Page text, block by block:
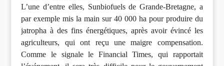
L’une d’entre elles, Sunbiofuels de Grande-Bretagne, a
par exemple mis la main sur 40 000 ha pour produire du
jatropha à des fins énergétiques, après avoir évincé les
agriculteurs, qui ont reçu une maigre compensation.
Comme le signale le Financial Times, qui rapportait